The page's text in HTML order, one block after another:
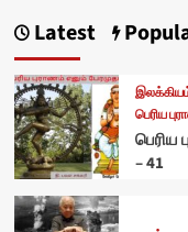
Latest
பெரிய
பெரிய
– 41